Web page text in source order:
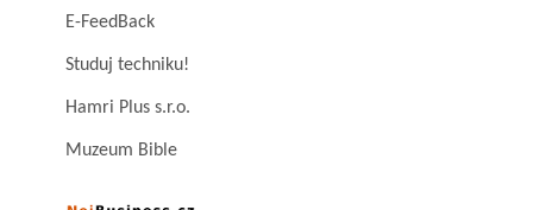
E-FeedBack
Studuj techniku!
Hamri Plus s.r.o.
Muzeum Bible